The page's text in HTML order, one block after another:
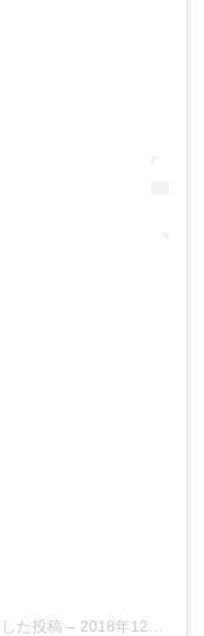
た投稿 – 2018年12月月3日午後7時20分PST